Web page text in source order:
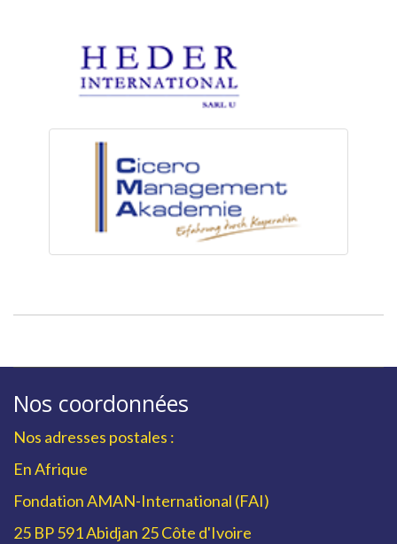
Nos coordonnées
Nos adresses postales :
En Afrique
Fondation AMAN-International (FAI)
25 BP 591 Abidjan 25 Côte d'Ivoire